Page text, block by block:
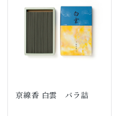
京線香 白雲 バラ詰